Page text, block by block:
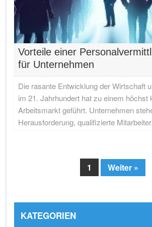
Vorteile einer
für Unternehmen
Die rasante Entwicklung der Wirtschaft
im 21. Jahrhundert hat zu einem höchst
Arbeitsmarkt geführt. Unternehmen
Herausforderung, qualifizierte
Page
1 Weiter »
KATEGORIEN